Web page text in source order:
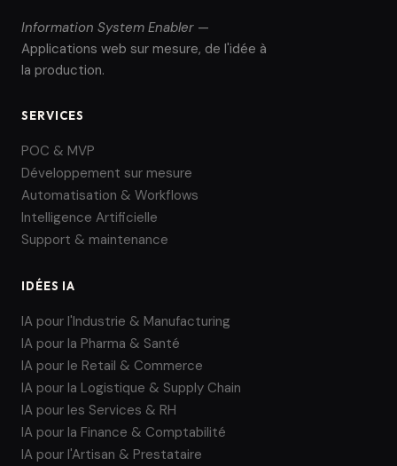
Information System Enabler —
Applications web sur mesure, de l'idée à
la production.
SERVICES
POC & MVP
Développement sur mesure
Automatisation & Workflows
Intelligence Artificielle
Support & maintenance
IDÉES IA
IA pour l'Industrie & Manufacturing
IA pour la Pharma & Santé
IA pour le Retail & Commerce
IA pour la Logistique & Supply Chain
IA pour les Services & RH
IA pour la Finance & Comptabilité
IA pour l'Artisan & Prestataire